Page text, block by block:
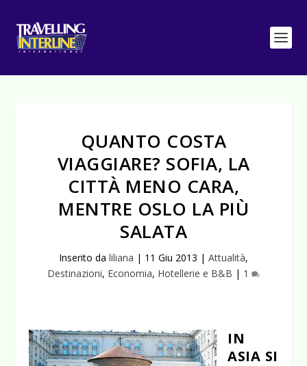
QUANTO COSTA
VIAGGIARE? SOFIA, LA
CITTÀ MENO CARA,
MENTRE OSLO LA PIÙ
SALATA
Inserito da liliana | 11 Giu 2013 | Attualità,
Destinazioni, Economia, Hotellerie e B&B | 1
IN
ASIA SI